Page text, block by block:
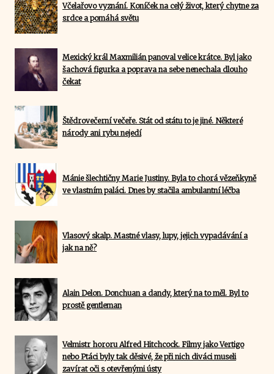
Včelařovo vyznání. Koníček na celý život, který chytne za
srdce a pomáhá světu
Mexický král Maxmilián panoval velice krátce. Byl jako
šachová figurka a poprava na sebe nenechala dlouho
čekat
Štědrovečerní večeře. Stát od státu to je jiné. Některé
národy ani rybu nejedí
Mánie šlechtičny Marie Justiny. Byla to chorá vězeňkyně
ve vlastním paláci. Dnes by stačila ambulantní léčba
Vlasový skalp. Mastné vlasy, lupy, jejich vypadávání a
jak na ně?
Alain Delon. Donchuan a dandy, který na to měl. Byl to
prostě gentleman
Velmistr hororu Alfred Hitchcock. Filmy jako Vertigo
nebo Ptáci byly tak děsivé, že při nich diváci museli
zavírat oči s otevřenými ústy